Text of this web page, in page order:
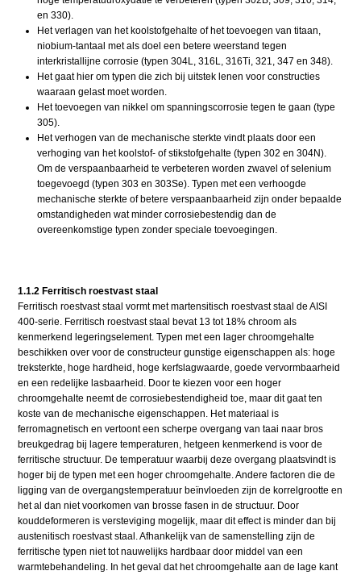
en 330).
Het verlagen van het koolstofgehalte of het toevoegen van titaan,
niobium-tantaal met als doel een betere weerstand tegen
interkristallijne corrosie (typen 304L, 316L, 316Ti, 321, 347 en 348).
Het gaat hier om typen die zich bij uitstek lenen voor constructies
waaraan gelast moet worden.
Het toevoegen van nikkel om spanningscorrosie tegen te gaan (type
305).
Het verhogen van de mechanische sterkte vindt plaats door een
verhoging van het koolstof- of stikstofgehalte (typen 302 en 304N).
Om de verspaanbaarheid te verbeteren worden zwavel of selenium
toegevoegd (typen 303 en 303Se). Typen met een verhoogde
mechanische sterkte of betere verspaanbaarheid zijn onder bepaalde
omstandigheden wat minder corrosiebestendig dan de
overeenkomstige typen zonder speciale toevoegingen.
1.1.2 Ferritisch roestvast staal
Ferritisch roestvast staal vormt met martensitisch roestvast staal de AISI
400-serie. Ferritisch roestvast staal bevat 13 tot 18% chroom als
kenmerkend legeringselement. Typen met een lager chroomgehalte
beschikken over voor de constructeur gunstige eigenschappen als: hoge
treksterkte, hoge hardheid, hoge kerfslagwaarde, goede vervormbaarheid
en een redelijke lasbaarheid. Door te kiezen voor een hoger
chroomgehalte neemt de corrosiebestendigheid toe, maar dit gaat ten
koste van de mechanische eigenschappen. Het materiaal is
ferromagnetisch en vertoont een scherpe overgang van taai naar bros
breukgedrag bij lagere temperaturen, hetgeen kenmerkend is voor de
ferritische structuur. De temperatuur waarbij deze overgang plaatsvindt is
hoger bij de typen met een hoger chroomgehalte. Andere factoren die de
ligging van de overgangstemperatuur beïnvloeden zijn de korrelgrootte en
het al dan niet voorkomen van brosse fasen in de structuur. Door
kouddeformeren is versteviging mogelijk, maar dit effect is minder dan bij
austenitisch roestvast staal. Afhankelijk van de samenstelling zijn de
ferritische typen niet tot nauwelijks hardbaar door middel van een
warmtebehandeling. In het geval dat het chroomgehalte aan de lage kant